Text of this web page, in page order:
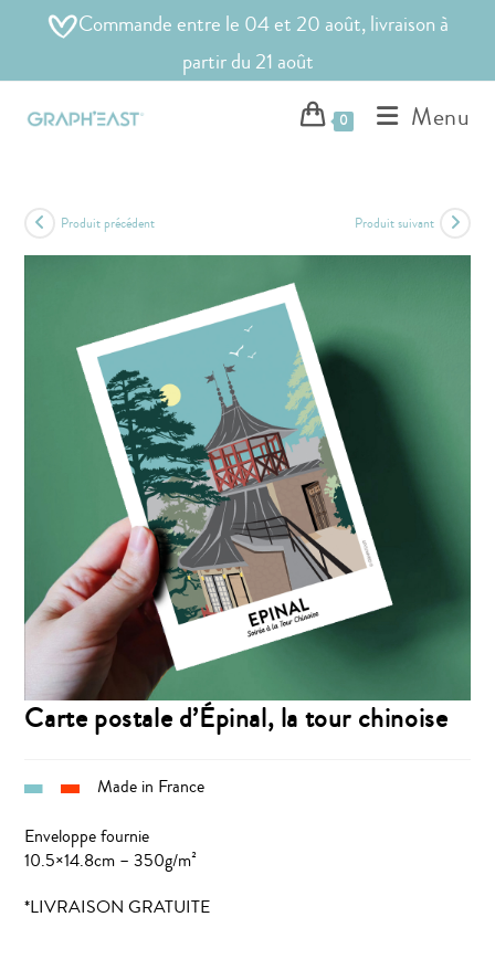
Commande entre le 04 et 20 août, livraison à
partir du 21 août
0 Menu
Produit précédent Produit suivant
Carte postale d’Épinal, la tour chinoise
Made in France
Enveloppe fournie
10.5×14.8cm – 350g/m²
*LIVRAISON GRATUITE